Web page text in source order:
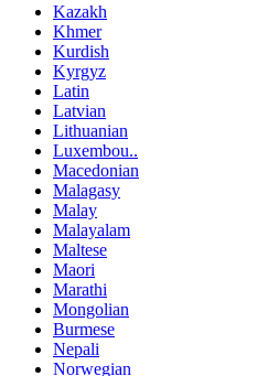
Kazakh
Khmer
Kurdish
Kyrgyz
Latin
Latvian
Lithuanian
Luxembou..
Macedonian
Malagasy
Malay
Malayalam
Maltese
Maori
Marathi
Mongolian
Burmese
Nepali
Norwegian